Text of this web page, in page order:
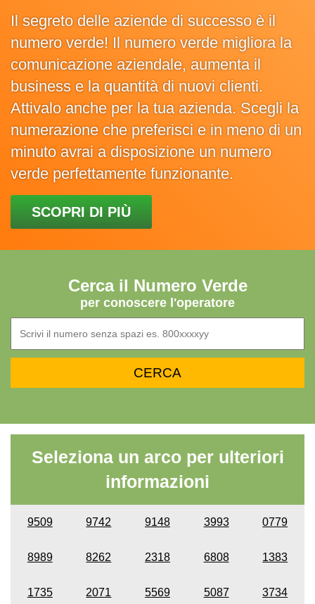
Il segreto delle aziende di successo è il
numero verde! Il numero verde migliora la
comunicazione aziendale, aumenta il
business e la quantità di nuovi clienti.
Attivalo anche per la tua azienda. Scegli la
numerazione che preferisci e in meno di un
minuto avrai a disposizione un numero
verde perfettamente funzionante.
SCOPRI DI PIÙ
Cerca il Numero Verde
per conoscere l'operatore
Seleziona un arco per ulteriori
informazioni
9509 9742 9148 3993 0779
8989 8262 2318 6808 1383
1735 2071 5569 5087 3734